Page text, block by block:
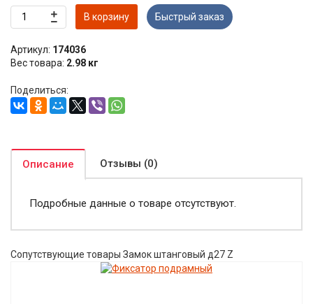
В корзину Быстрый заказ
Артикул: 174036
Вес товара: 2.98 кг
Поделиться:
Описание Отзывы (0)
Подробные данные о товаре отсутствуют.
Сопутствующие товары Замок штанговый д27 Z